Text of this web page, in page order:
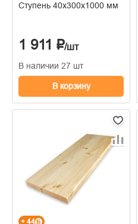
Ступень 40х300х1000 мм
1 911 ₽/шт
В наличии 27 шт
В корзину
+ 44